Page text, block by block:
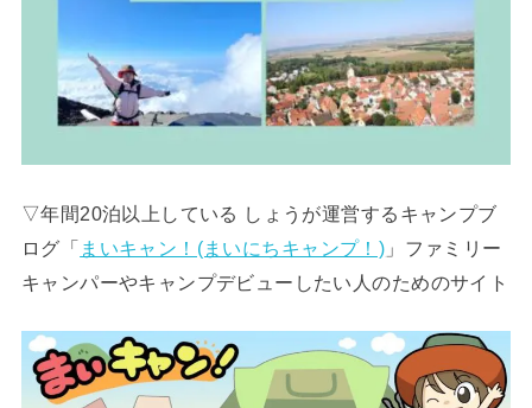
▽年間20泊以上している しょうが運営するキャンプブ
ログ「 まいキャン！(まいにちキャンプ！) 」ファミリー
キャンパーやキャンプデビューしたい人のためのサイト